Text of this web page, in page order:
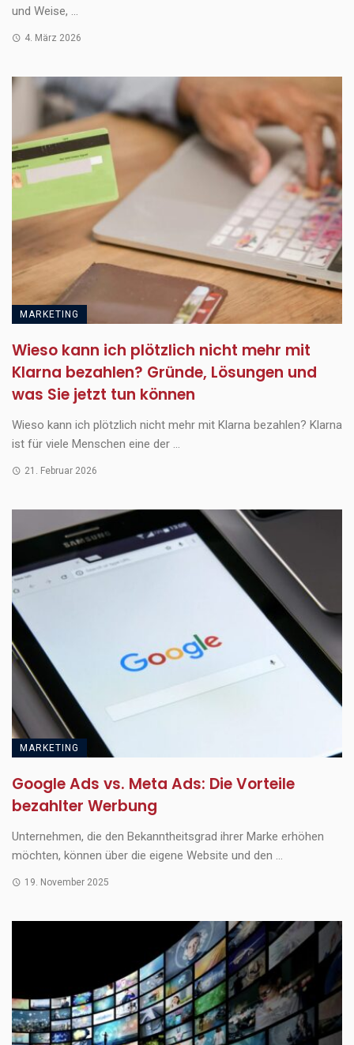
und Weise, ...
4. März 2026
MARKETING
Wieso kann ich plötzlich nicht mehr mit
Klarna bezahlen? Gründe, Lösungen und
was Sie jetzt tun können
Wieso kann ich plötzlich nicht mehr mit Klarna bezahlen? Klarna
ist für viele Menschen eine der ...
21. Februar 2026
MARKETING
Google Ads vs. Meta Ads: Die Vorteile
bezahlter Werbung
Unternehmen, die den Bekanntheitsgrad ihrer Marke erhöhen
möchten, können über die eigene Website und den ...
19. November 2025